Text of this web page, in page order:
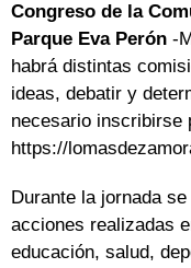
Congreso de la
Parque Eva Perón -
habrá distintas
ideas, debatir y
necesario inscribirse
https://
Durante la jornada
acciones realizadas
educación, salud,